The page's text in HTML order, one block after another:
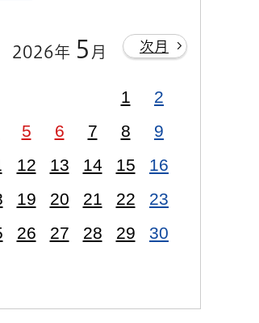
2026年 5 月 次月
1
2
5 6 7 8
9
12 13 14 15
16
19 20 21 22
23
26 27 28 29
30